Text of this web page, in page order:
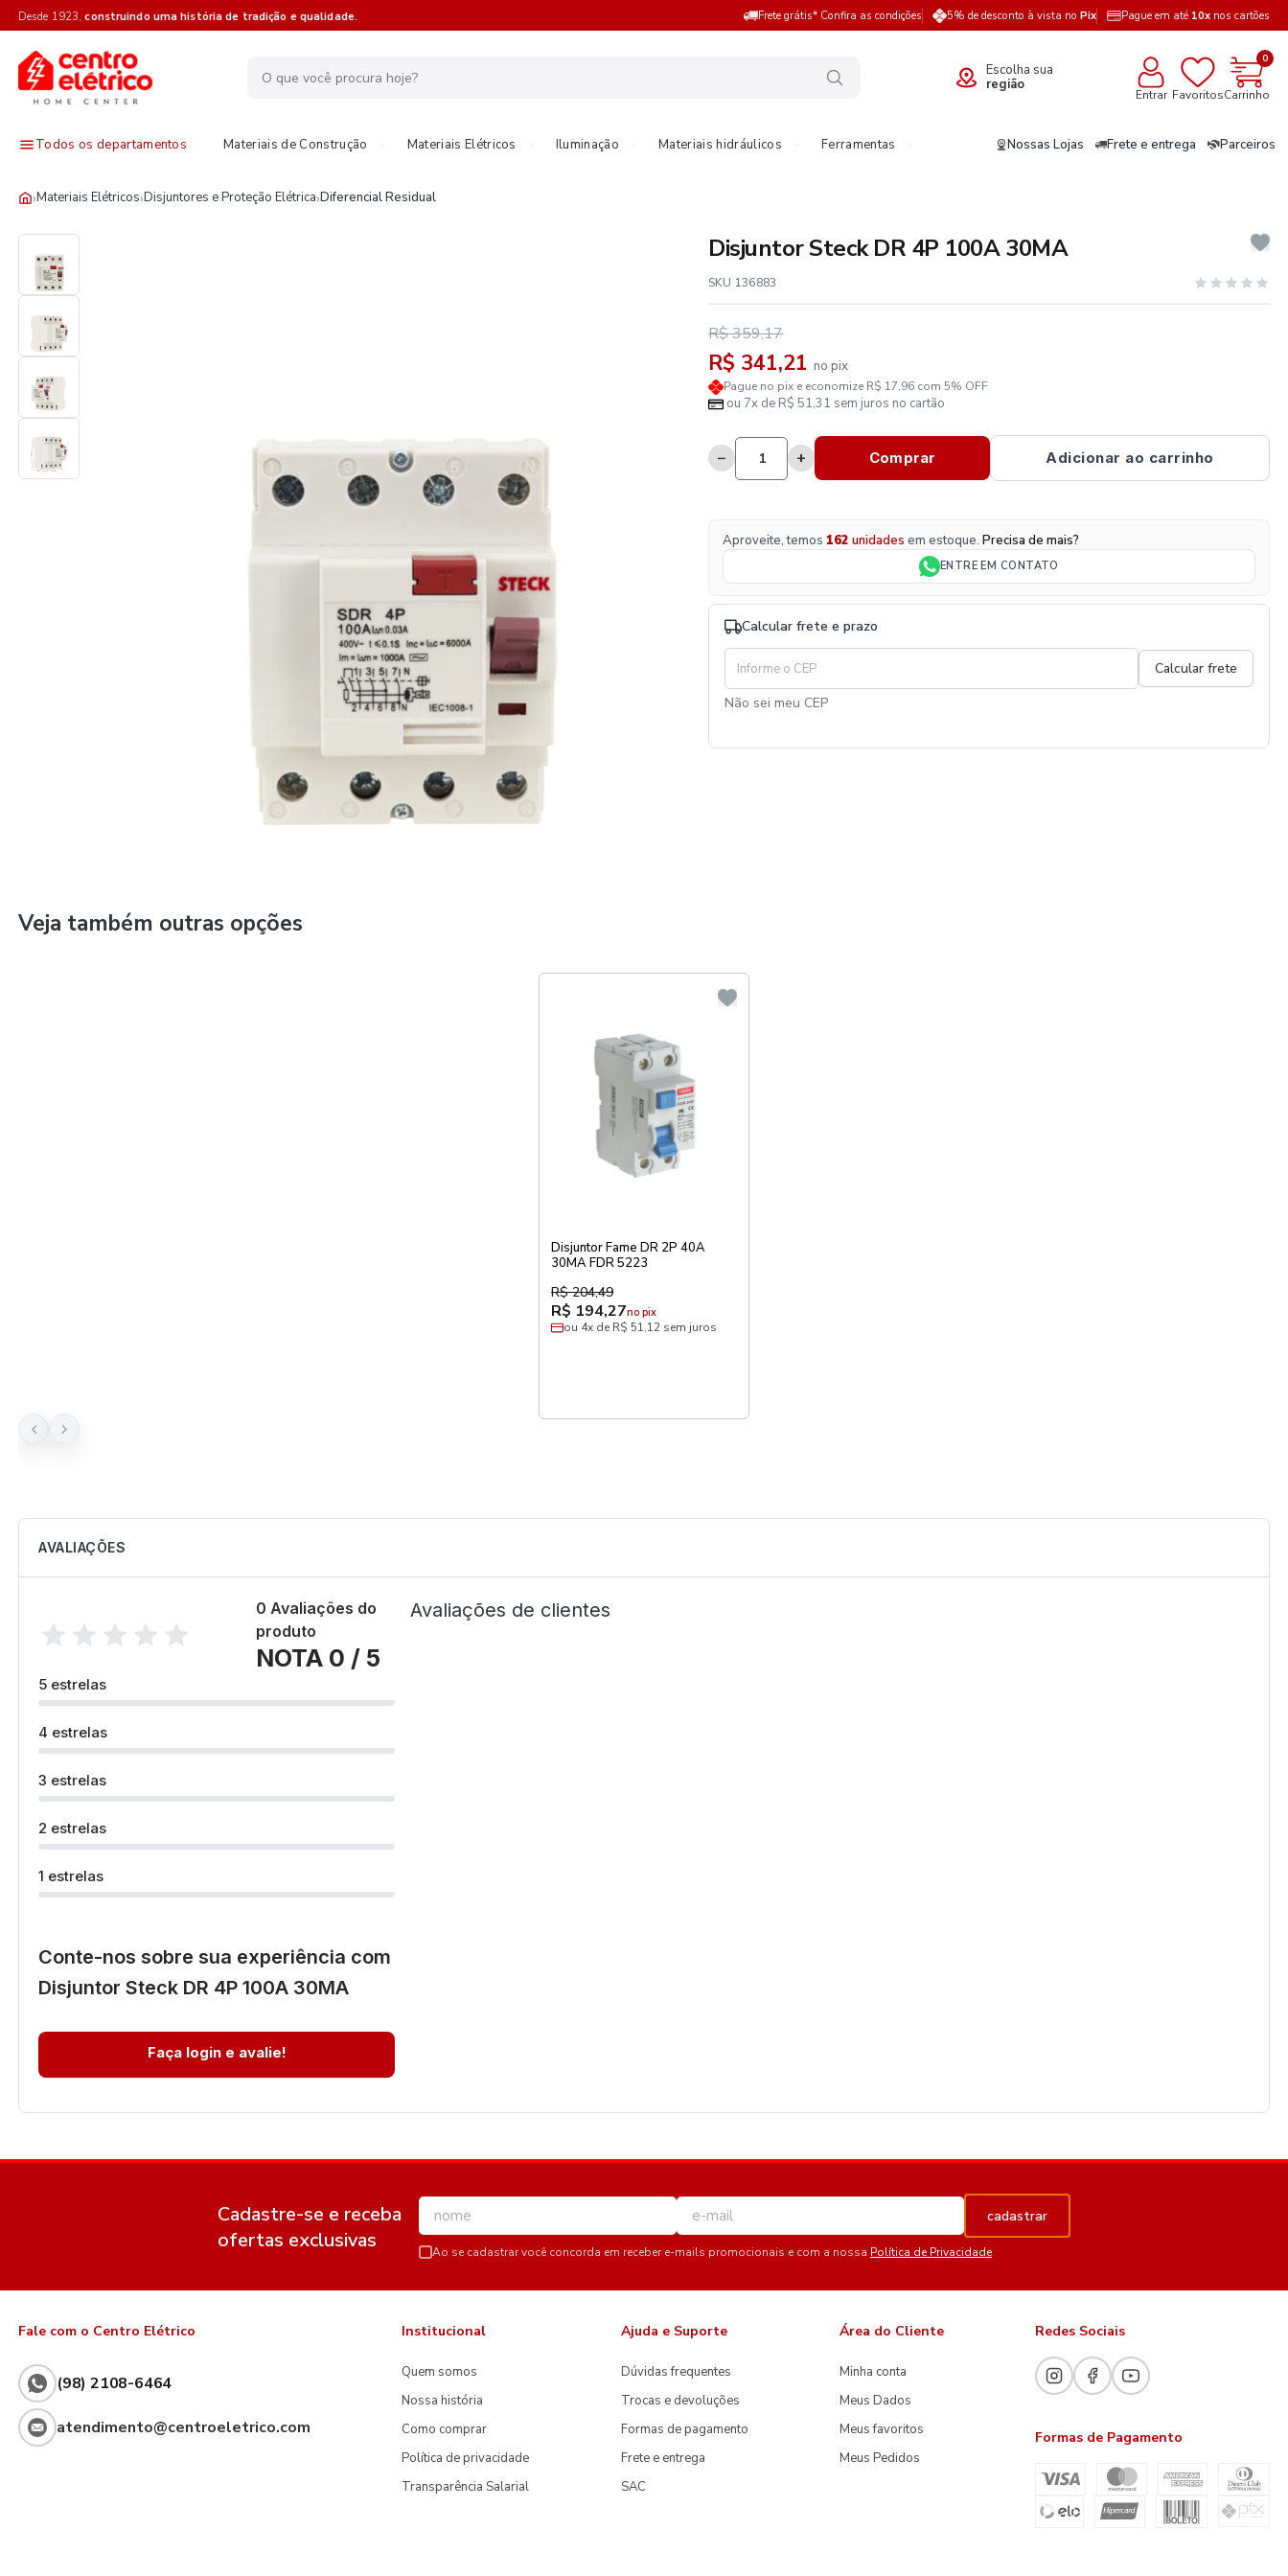
Desde 1923,construindo uma história de tradição e qualidade. Frete grátis* Confira as condições 5% de desconto à vista no Pix Pague em até 10x nos cartões
Escolha sua
região
Entrar Favoritos
0
Carrinho
Todos os departamentos Materiais de Construção Materiais Elétricos Iluminação Materiais hidráulicos Ferramentas Nossas Lojas Frete e entrega Parceiros
›Materiais Elétricos›Disjuntores e Proteção Elétrica›Diferencial Residual
Disjuntor Steck DR 4P 100A 30MA
SKU 136883
R$ 359,17
R$ 341,21 no pix
Pague no pix e economize R$ 17,96 com 5% OFF
ou 7x de R$ 51,31 sem juros no cartão
− + Comprar Adicionar ao carrinho
Aproveite, temos 162 unidades em estoque. Precisa de mais?
ENTRE EM CONTATO
Calcular frete e prazo
Não sei meu CEP
Veja também outras opções
Disjuntor Fame DR 2P 40A
30MA FDR 5223
R$ 204,49
R$ 194,27no pix
ou 4x de R$ 51,12 sem juros
AVALIAÇÕES
0 Avaliações do
produto
NOTA 0 / 5
5 estrelas
4 estrelas
3 estrelas
2 estrelas
1 estrelas
Conte-nos sobre sua experiência com
Disjuntor Steck DR 4P 100A 30MA
Faça login e avalie!
Avaliações de clientes
Cadastre-se e receba
ofertas exclusivas
cadastrar
Ao se cadastrar você concorda em receber e-mails promocionais e com a nossa Política de Privacidade
Fale com o Centro Elétrico
(98) 2108-6464
atendimento@centroeletrico.com
Institucional
Quem somos
Nossa história
Como comprar
Política de privacidade
Transparência Salarial
Ajuda e Suporte
Dúvidas frequentes
Trocas e devoluções
Formas de pagamento
Frete e entrega
SAC
Área do Cliente
Minha conta
Meus Dados
Meus favoritos
Meus Pedidos
Redes Sociais
Formas de Pagamento